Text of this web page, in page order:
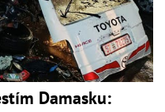
Damasku: